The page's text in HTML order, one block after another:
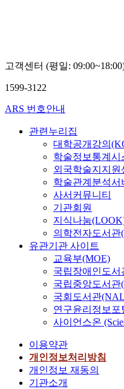
고객센터 (평일:
1599-3122
ARS 번호안내
관련누리집
대학공개강의
학술정보통계시
외국학술지지원
학술관계분석서
사서커뮤니티
기관회원
지식나눔
의학전자도서관
유관기관 사이트
교육부(MOE)
국립장애인도
국립중앙도서관
국회도서관
연구윤리정보포
사이언스온
이용약관
개인정보처리방침
개인정보 재동의
기관소개